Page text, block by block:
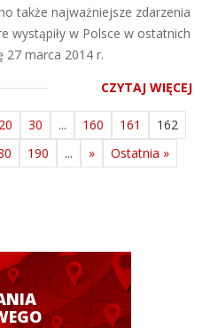
także najważniejsze zdarzenia
wystąpiły w Polsce w ostatnich
27 marca 2014 r.
CZYTAJ WIĘCEJ
20 30 ... 160 161
162
190 ... » Ostatnia »